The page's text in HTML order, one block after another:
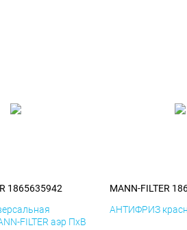
1865635942
FILTER аэр ПхВ
MANN-FILTER
АНТИФРИЗ